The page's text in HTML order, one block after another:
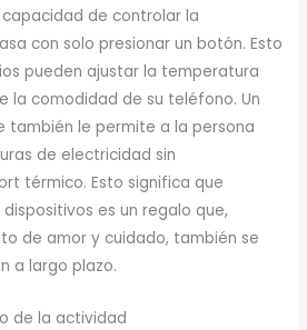
de controlar la
con solo presionar un botón. Esto
pueden ajustar la temperatura
la comodidad de su teléfono. Un
le permite a la persona
de electricidad sin
térmico. Esto significa que
es un regalo que,
de amor y cuidado, también se
a largo plazo.
de la actividad